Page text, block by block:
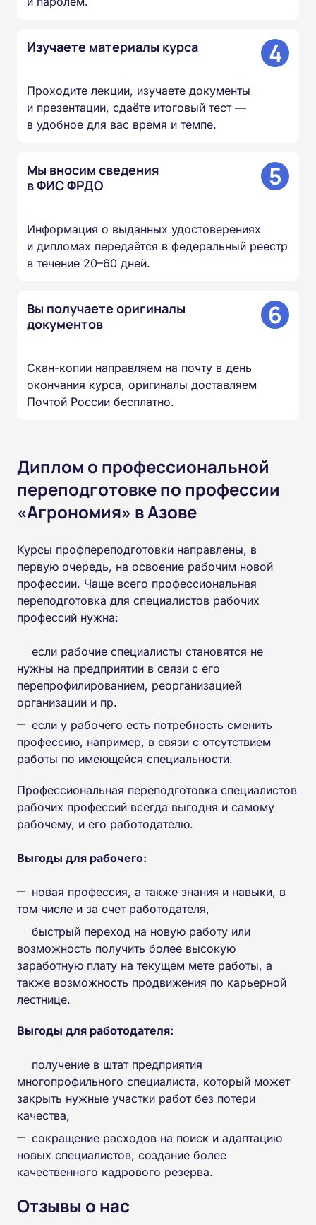
Изучаете материалы курса 4
Проходите лекции, изучаете документы
и презентации, сдаёте итоговый тест —
в удобное для вас время и темпе.
Мы вносим сведения
в ФИС ФРДО
5
Информация о выданных удостоверениях
и дипломах передаётся в федеральный реестр
в течение 20–60 дней.
Вы получаете оригиналы
документов
6
Скан-копии направляем на почту в день
окончания курса, оригиналы доставляем
Почтой России бесплатно.
Диплом о профессиональной
переподготовке по профессии
«Агрономия» в Азове
Курсы профпереподготовки направлены, в
первую очередь, на освоение рабочим новой
профессии. Чаще всего профессиональная
переподготовка для специалистов рабочих
профессий нужна:
если рабочие специалисты становятся не
нужны на предприятии в связи с его
перепрофилированием, реорганизацией
организации и пр.
если у рабочего есть потребность сменить
профессию, например, в связи с отсутствием
работы по имеющейся специальности.
Профессиональная переподготовка специалистов
рабочих профессий всегда выгодня и самому
рабочему, и его работодателю.
Выгоды для рабочего:
новая профессия, а также знания и навыки, в
том числе и за счет работодателя,
быстрый переход на новую работу или
возможность получить более высокую
заработную плату на текущем мете работы, а
также возможность продвижения по карьерной
лестнице.
Выгоды для работодателя:
получение в штат предприятия
многопрофильного специалиста, который может
закрыть нужные участки работ без потери
качества,
сокращение расходов на поиск и адаптацию
новых специалистов, создание более
качественного кадрового резерва.
Отзывы о нас